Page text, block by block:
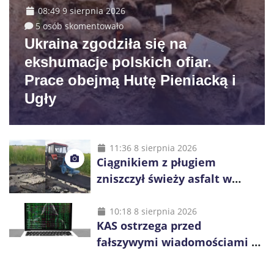
08:49 9 sierpnia 2026
5 osób skomentowało
Ukraina zgodziła się na
ekshumacje polskich ofiar.
Prace obejmą Hutę Pieniacką i
Ugły
11:36 8 sierpnia 2026
Ciągnikiem z pługiem
zniszczył świeży asfalt w
60-latka
10:18 8 sierpnia 2026
KAS ostrzega przed
fałszywymi wiadomościami o